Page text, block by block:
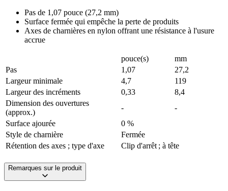
Pas de 1,07 pouce (27,2 mm)
Surface fermée qui empêche la perte de produits
Axes de charnières en nylon offrant une résistance à l'usure
accrue
pouce(s)
mm
Pas
1,07
27,2
Largeur minimale
4,7
119
Largeur des incréments
0,33
8,4
Dimension des ouvertures
(approx.)
-
-
Surface ajourée
0 %
Style de charnière
Fermée
Rétention des axes ; type d'axe
Clip d'arrêt ; à tête
Remarques sur le produit